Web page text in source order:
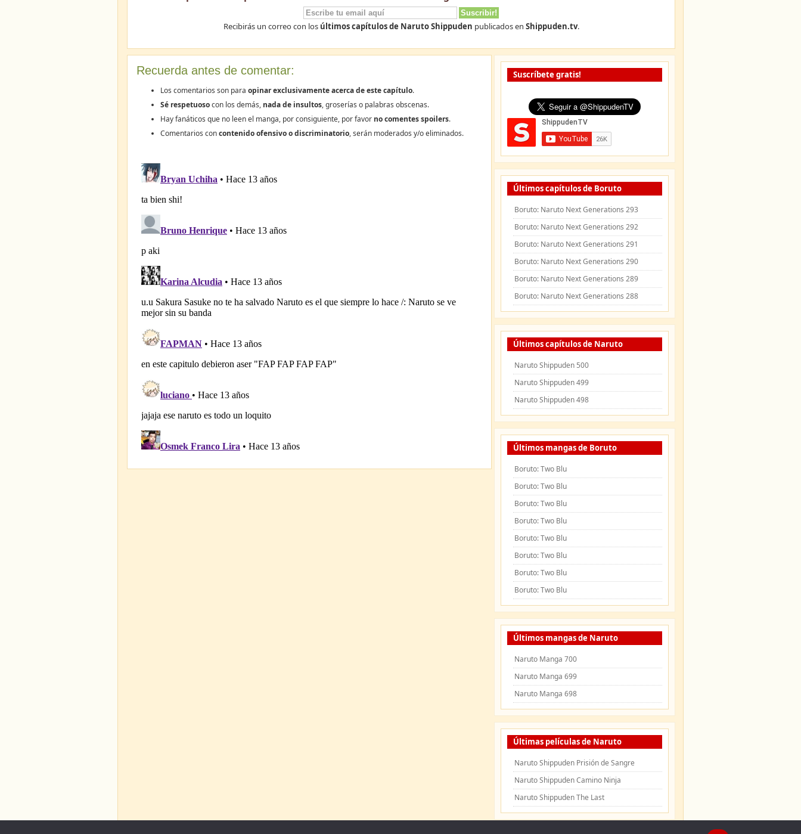
Recibirás un correo con los últimos capítulos de Naruto Shippuden publicados en Shippuden.tv.
Recuerda antes de comentar:
Los comentarios son para opinar exclusivamente acerca de este capítulo.
Sé respetuosocon los demás, nada de insultos, groserías o palabras obscenas.
Hay fanáticos que no leen el manga, por consiguiente, por favor no comentes spoilers.
Comentarios concontenido ofensivo o discriminatorio, serán moderados y/o eliminados.
Suscríbete gratis!
Últimos capítulos de Boruto
Boruto: Naruto Next Generations 293
Boruto: Naruto Next Generations 292
Boruto: Naruto Next Generations 291
Boruto: Naruto Next Generations 290
Boruto: Naruto Next Generations 289
Boruto: Naruto Next Generations 288
Últimos capítulos de Naruto
Naruto Shippuden 500
Naruto Shippuden 499
Naruto Shippuden 498
Últimos mangas de Boruto
Boruto: Two Blu
Boruto: Two Blu
Boruto: Two Blu
Boruto: Two Blu
Boruto: Two Blu
Boruto: Two Blu
Boruto: Two Blu
Boruto: Two Blu
Últimos mangas de Naruto
Naruto Manga 700
Naruto Manga 699
Naruto Manga 698
Últimas películas de Naruto
Naruto Shippuden Prisión de Sangre
Naruto Shippuden Camino Ninja
Naruto Shippuden The Last